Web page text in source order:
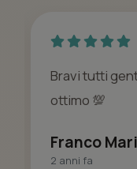
Bravi tutti
ottimo 💯
Franco
2 anni fa